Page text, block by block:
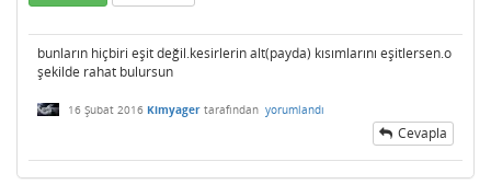
bunların hiçbiri eşit değil.kesirlerin alt(payda) kısımlarını eşitlersen.o
şekilde rahat bulursun
16 Şubat 2016 Kimyager tarafından yorumlandı
Cevapla